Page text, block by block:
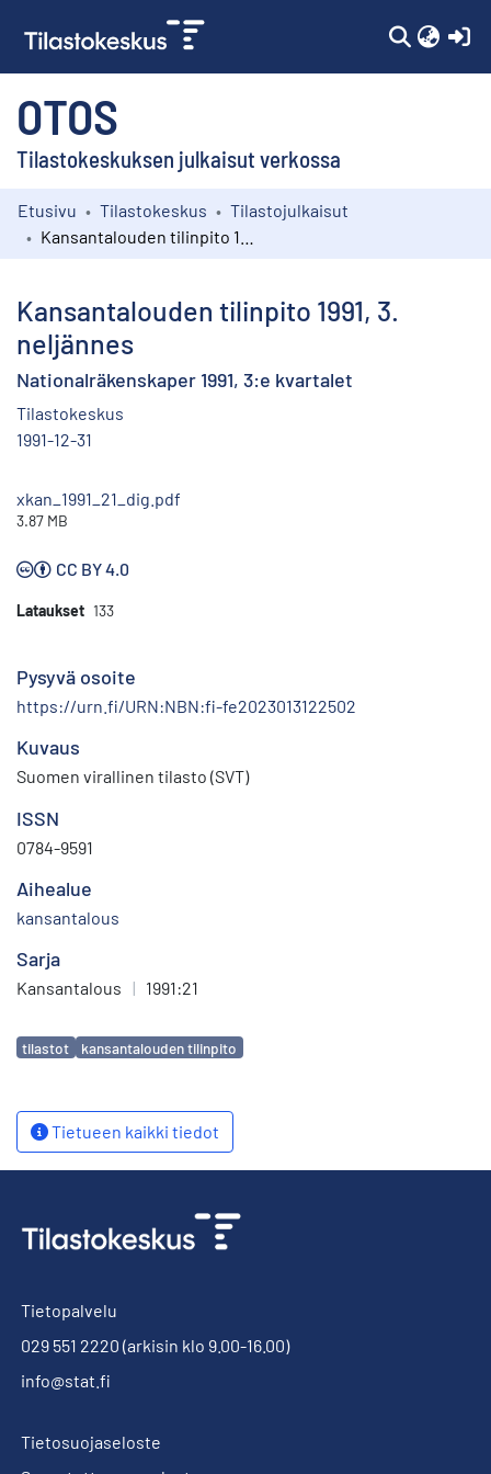
OTOS
Tilastokeskuksen julkaisut verkossa
Kokoelmat
Etusivu Tilastokeskus
Tilastojulkaisut
Kansantalouden tilinpito 1991, 3.
neljännes
Nationalräkenskaper 1991, 3:e kvartalet
Tilastokeskus
1991-12-31
xkan_1991_21_dig.pdf
3.87 MB
CC BY 4.0
Lataukset 133
Pysyvä osoite
https://urn.fi/URN:NBN:fi-fe2023013122502
Kuvaus
Suomen virallinen tilasto (SVT)
ISSN
0784-9591
Aihealue
kansantalous
Sarja
Kansantalous | 1991:21
Avainsanat
tilastot kansantalouden tilinpito
Tietueen kaikki tiedot
Tietopalvelu
029 551 2220 (arkisin klo 9.00-16.00)
info@stat.fi
Tietosuojaseloste